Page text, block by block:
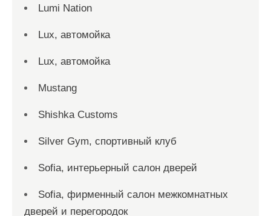
Lumi Nation
Lux, автомойка
Lux, автомойка
Mustang
Shishka Customs
Silver Gym, спортивный клуб
Sofia, интерьерный салон дверей
Sofia, фирменный салон межкомнатных
дверей и перегородок